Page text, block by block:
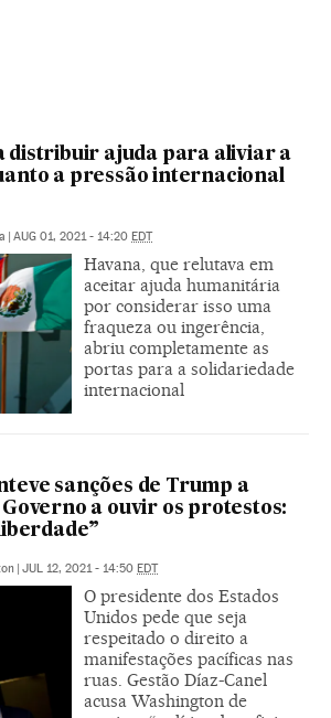
distribuir ajuda para aliviar a
a pressão internacional
AUG 01, 2021 - 14:20 EDT
Havana, que relutava em
aceitar ajuda humanitária
por considerar isso uma
fraqueza ou ingerência,
abriu completamente as
portas para a solidariedade
internacional
sanções de Trump a
a ouvir os protestos:
JUL 12, 2021 - 14:50 EDT
O presidente dos Estados
Unidos pede que seja
respeitado o direito a
manifestações pacíficas nas
ruas. Gestão Díaz-Canel
acusa Washington de